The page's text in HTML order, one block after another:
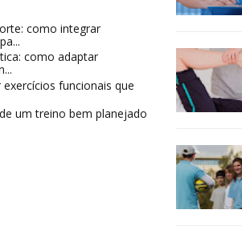
como integrar
como adaptar
funcionais que
um treino bem planejado